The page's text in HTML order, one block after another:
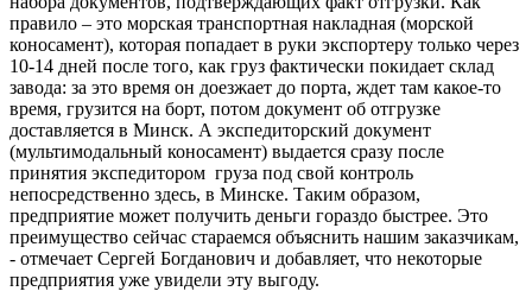
правило – это морская транспортная накладная (морской
коносамент), которая попадает в руки экспортеру только через
10-14 дней после того, как груз фактически покидает склад
завода: за это время он доезжает до порта, ждет там какое-то
время, грузится на борт, потом документ об отгрузке
доставляется в Минск. А экспедиторский документ
(мультимодальный коносамент) выдается сразу после
принятия экспедитором груза под свой контроль
непосредственно здесь, в Минске. Таким образом,
предприятие может получить деньги гораздо быстрее. Это
преимущество сейчас стараемся объяснить нашим заказчикам,
- отмечает Сергей Богданович и добавляет, что некоторые
предприятия уже увидели эту выгоду.